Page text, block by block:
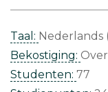
Taal: Nederlands
Bekostiging:
Studenten: 77